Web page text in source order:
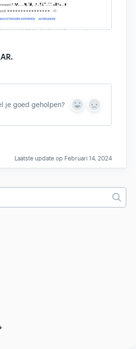
je goed geholpen?
Y
s
N
Laatste update op Februari 14, 2024